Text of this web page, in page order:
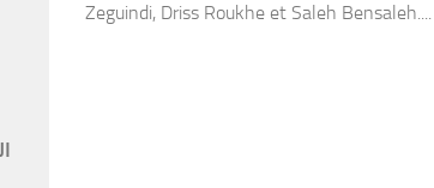
Zeguindi, Driss Roukhe et Saleh Bensaleh....